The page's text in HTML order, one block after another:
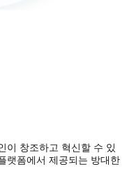
이 창조하고 혁신할 수 있
랫폼에서 제공되는 방대한